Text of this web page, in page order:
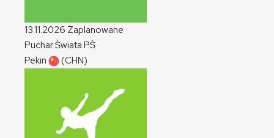
13.11.2026 Zaplanowane
Puchar Świata PŚ
Pekin
(CHN)